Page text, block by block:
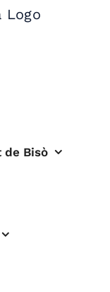
de Bisò